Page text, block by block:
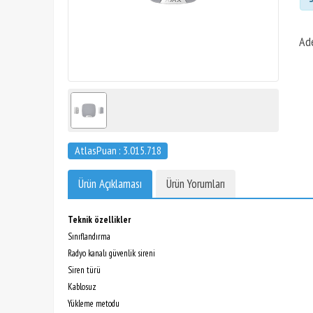
AtlasPuan : 3.015.718
Ürün Açıklaması Ürün Yorumları
Teknik özellikler
Sınıflandırma
Radyo kanalı güvenlik sireni
Siren türü
Kablosuz
Yükleme metodu